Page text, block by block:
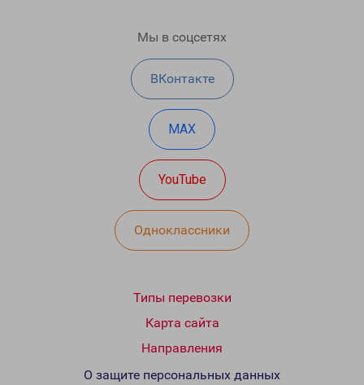
Мы в соцсетях
ВКонтакте
MAX
YouTube
Одноклассники
Типы перевозки
Карта сайта
Направления
О защите персональных данных